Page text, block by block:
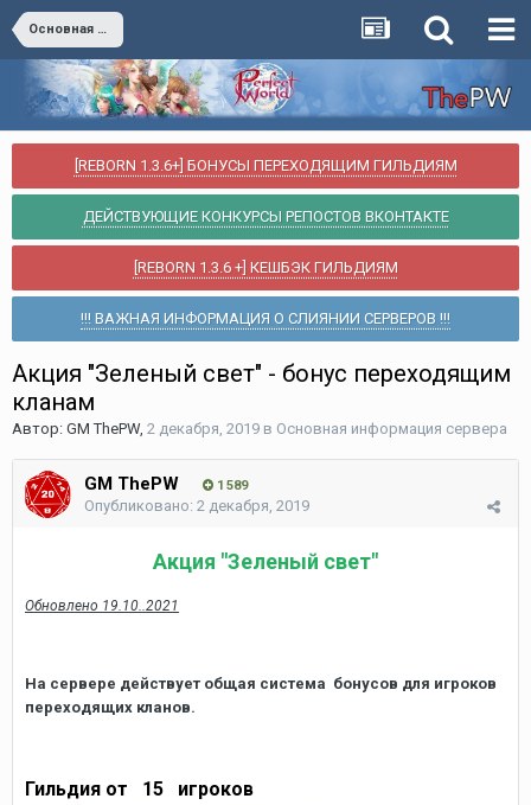
Основная информация сервера
[REBORN 1.3.6+] БОНУСЫ ПЕРЕХОДЯЩИМ ГИЛЬДИЯМ
ДЕЙСТВУЮЩИЕ КОНКУРСЫ РЕПОСТОВ ВКОНТАКТЕ
[REBORN 1.3.6 +] КЕШБЭК ГИЛЬДИЯМ
!!! ВАЖНАЯ ИНФОРМАЦИЯ О СЛИЯНИИ СЕРВЕРОВ !!!
Акция "Зеленый свет" - бонус переходящим
кланам
Автор: GM ThePW, 2 декабря, 2019 в Основная информация сервера
GM ThePW 1 589
Опубликовано: 2 декабря, 2019
Акция "Зеленый свет"
Обновлено 19.10..2021
На сервере действует общая система бонусов для игроков
переходящих кланов.
Гильдия от 15 игроков